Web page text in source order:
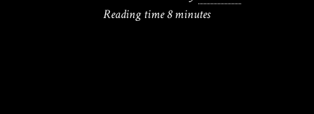
Reading time8 minutes